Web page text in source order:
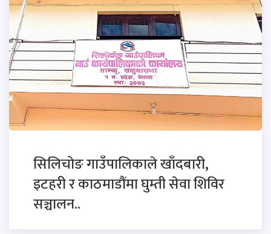
सिलिचोङ गाउँपालिकाले खाँदबारी,
इटहरी र काठमाडौंमा घुम्ती सेवा शिविर
सञ्चालन..